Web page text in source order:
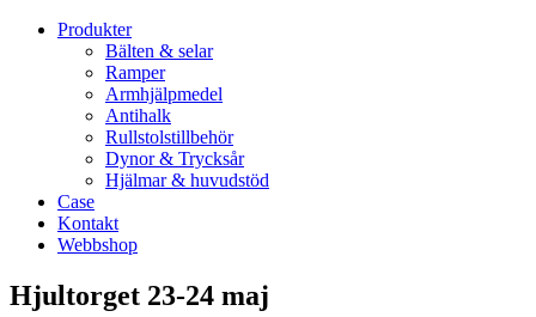
Produkter
Bälten & selar
Ramper
Armhjälpmedel
Antihalk
Rullstolstillbehör
Dynor & Trycksår
Hjälmar & huvudstöd
Case
Kontakt
Webbshop
Hjultorget 23-24 maj